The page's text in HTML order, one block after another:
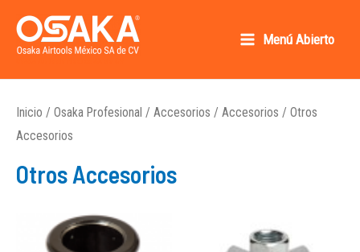
Menú Abierto
Inicio / Osaka Profesional / Accesorios / Accesorios / Otros
Accesorios
Otros Accesorios